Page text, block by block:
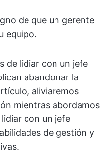
de que un gerente
equipo.
de lidiar con un jefe
abandonar la
aliviaremos
mientras abordamos
con un jefe
de gestión y